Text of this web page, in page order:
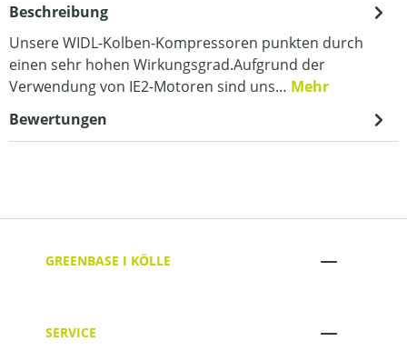
Beschreibung
Unsere WIDL-Kolben-Kompressoren punkten durch
einen sehr hohen Wirkungsgrad.Aufgrund der
Verwendung von IE2-Motoren sind uns… Mehr
Bewertungen
GREENBASE I KÖLLE
SERVICE